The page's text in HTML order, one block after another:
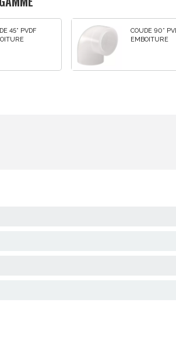
COUDE 90° PVDF
EMBOITURE